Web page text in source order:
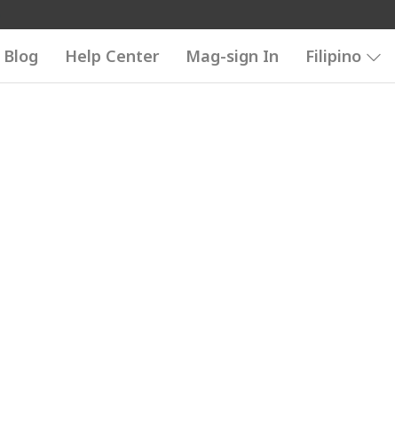
Blog Help Center Mag-sign In Filipino